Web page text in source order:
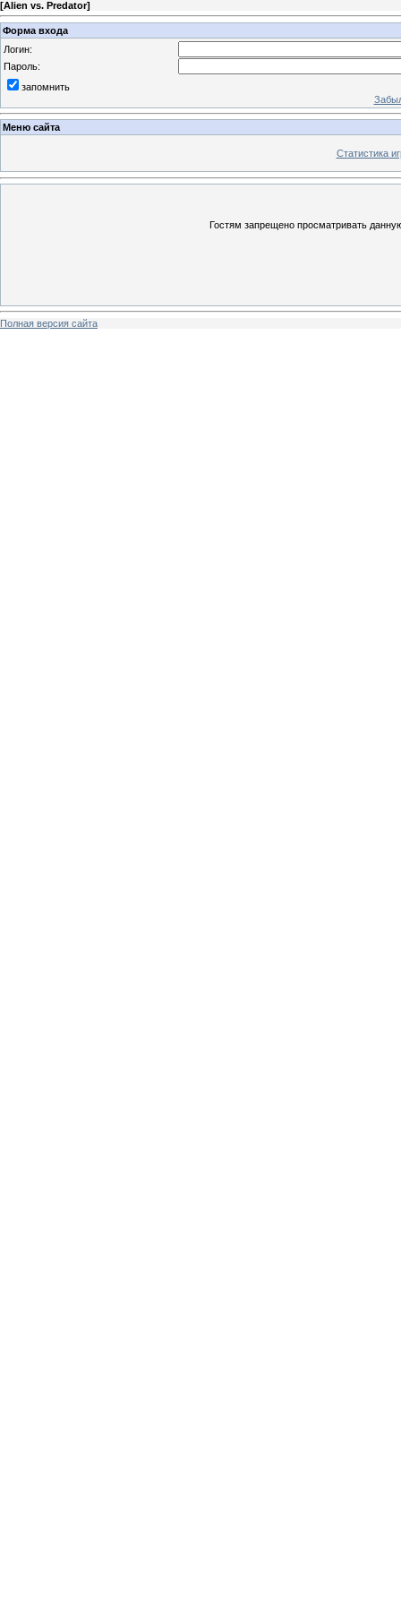
[Alien vs. Predator]
Форма входа
Логин:
Пароль:
запомнить
Меню сайта
Статистика
Гостям запрещено просматривать
Полная версия сайта